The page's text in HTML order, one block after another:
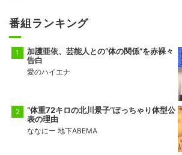
番組ランキング
加護亜依、芸能人との“体の関係”を赤裸々
告白
愛のハイエナ
“体重72キロの北川景子”ぽっちゃり体型公
表の理由
ななにー 地下ABEMA